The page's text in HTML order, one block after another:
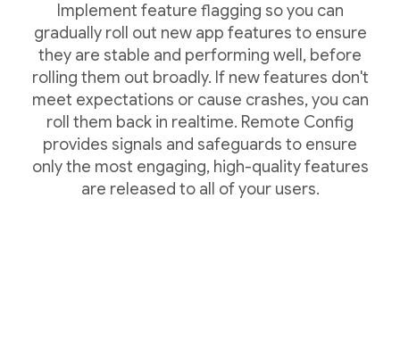
Implement feature flagging so you can
gradually roll out new app features to ensure
they are stable and performing well, before
rolling them out broadly. If new features don't
meet expectations or cause crashes, you can
roll them back in realtime. Remote Config
provides signals and safeguards to ensure
only the most engaging, high-quality features
are released to all of your users.